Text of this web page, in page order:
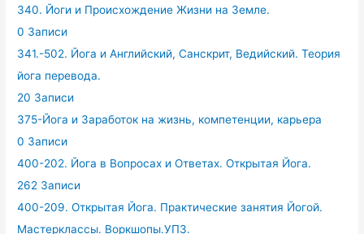
340. Йоги и Происхождение Жизни на Земле.
0 Записи
341.-502. Йога и Английский, Санскрит, Ведийский. Теория
йога перевода.
20 Записи
375-Йога и Заработок на жизнь, компетенции, карьера
0 Записи
400-202. Йога в Вопросах и Ответах. Открытая Йога.
262 Записи
400-209. Открытая Йога. Практические занятия Йогой.
Мастерклассы. Воркшопы.УПЗ.